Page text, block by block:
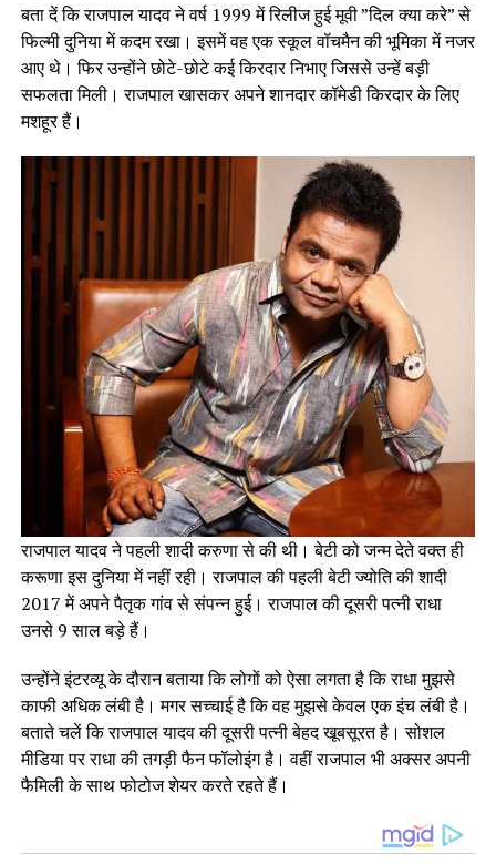
बता दें कि राजपाल यादव ने वर्ष 1999 में रिलीज हुई मूवी ”दिल क्या करे” से
फिल्मी दुनिया में कदम रखा। इसमें वह एक स्कूल वॉचमैन की भूमिका में नजर
आए थे। फिर उन्होंने छोटे-छोटे कई किरदार निभाए जिससे उन्हें बड़ी
सफलता मिली। राजपाल खासकर अपने शानदार कॉमेडी किरदार के लिए
मशहूर हैं।
राजपाल यादव ने पहली शादी करुणा से की थी। बेटी को जन्म देते वक्त ही
करूणा इस दुनिया में नहीं रही। राजपाल की पहली बेटी ज्योति की शादी
2017 में अपने पैतृक गांव से संपन्न हुई। राजपाल की दूसरी पत्नी राधा
उनसे 9 साल बड़े हैं।
उन्होंने इंटरव्यू के दौरान बताया कि लोगों को ऐसा लगता है कि राधा मुझसे
काफी अधिक लंबी है। मगर सच्चाई है कि वह मुझसे केवल एक इंच लंबी है।
बताते चलें कि राजपाल यादव की दूसरी पत्नी बेहद खूबसूरत है। सोशल
मीडिया पर राधा की तगड़ी फैन फॉलोइंग है। वहीं राजपाल भी अक्सर अपनी
फैमिली के साथ फोटोज शेयर करते रहते हैं।